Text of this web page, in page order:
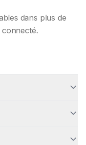
dans plus de